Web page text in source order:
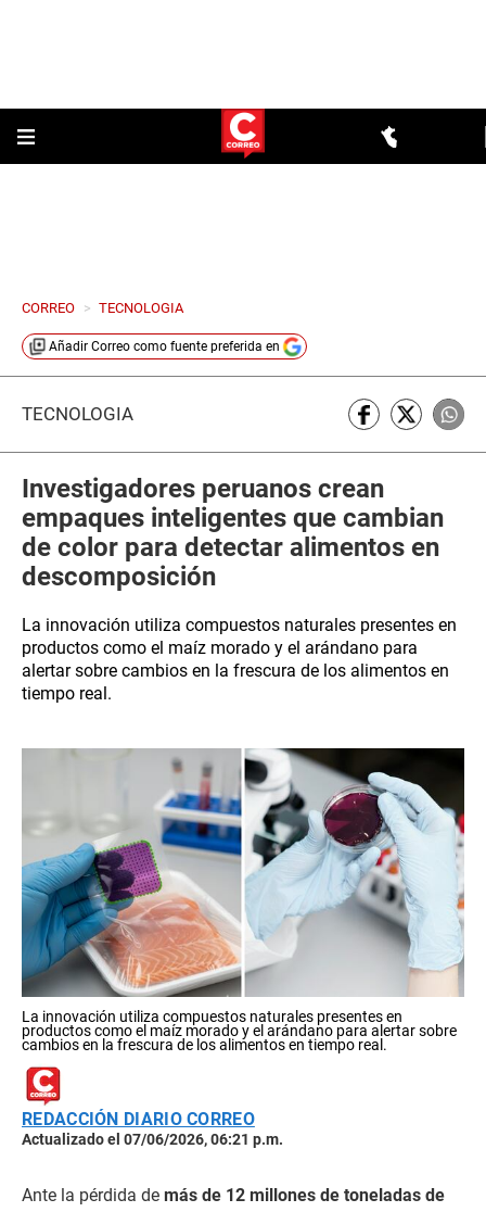
CORREO > TECNOLOGIA
Añadir Correo como fuente preferida en
TECNOLOGÍA
Investigadores peruanos crean
empaques inteligentes que cambian
de color para detectar alimentos en
descomposición
La innovación utiliza compuestos naturales presentes en
productos como el maíz morado y el arándano para
alertar sobre cambios en la frescura de los alimentos en
tiempo real.
La innovación utiliza compuestos naturales presentes en
productos como el maíz morado y el arándano para alertar sobre
cambios en la frescura de los alimentos en tiempo real.
REDACCIÓN DIARIO CORREO
Actualizado el 07/06/2026, 06:21 p.m.
Ante la pérdida de más de 12 millones de toneladas de